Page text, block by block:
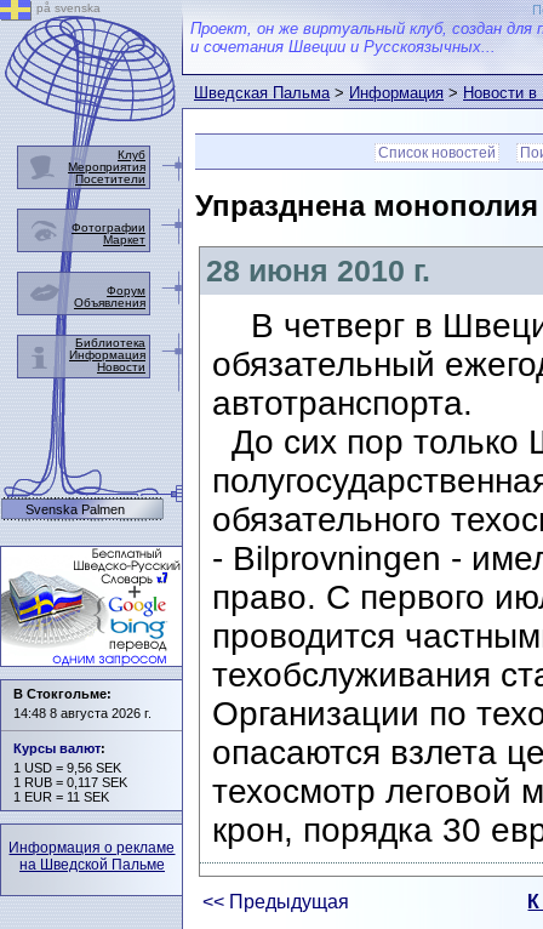
Проект, он же виртуальный клуб, создан для
и сочетания Швеции и Русскоязычных...
Шведская Пальма>Информация>Новости
Список новостей
Упразднена монополия
28 июня 2010 г.
В четверг в
обязательный
автотранспорта.
До сих пор только
обязательного
- Bilprovningen -
право. С первого
проводится
техобслуживания
Организации по
опасаются взлета
техосмотр леговой
крон, порядка 30
<< Предыдущая
på svenska
Клуб
Мероприятия
Посетители
Фотографии
Маркет
Форум
Объявления
Библиотека
Информация
Новости
Svenska Palmen
В Стокгольме:
14:48 8 августа 2026 г.
Курсы валют:
1 USD = 9,56 SEK
1 RUB = 0,117 SEK
1 EUR = 11 SEK
Информация о рекламе
на Шведской Пальме